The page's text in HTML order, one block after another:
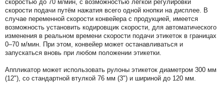
скоростью до 70 м/мин, с возможностью лёгкой регулировки
скорости подачи путём нажатия всего одной кнопки на дисплее. В
случае переменной скорости конвейера с продукцией, имеется
возможность установить кодировщик скорости, для автоматического
изменения в реальном времени скорости подачи этикеток в границах
0–70 м/мин. При этом, конвейер может останавливаться и
запускаться вновь при любом положении этикетки.
Аппликатор может использовать рулоны этикеток диаметром 300 мм
(12"), со стандартной втулкой 76 мм (3") и шириной до 120 мм.